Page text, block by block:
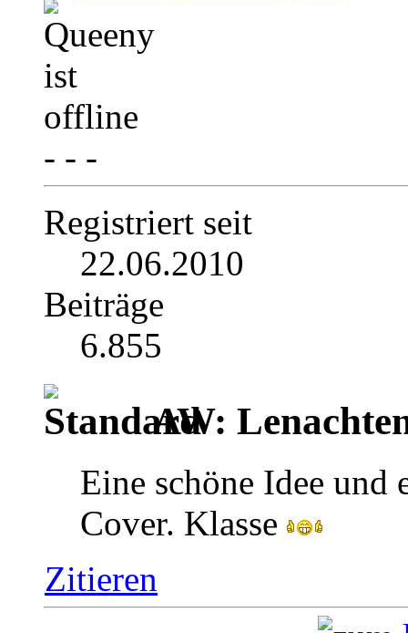
- - -
Registriert seit
22.06.2010
Beiträge
6.855
AW:
Eine schöne Idee und
Cover. Klasse
Zitieren